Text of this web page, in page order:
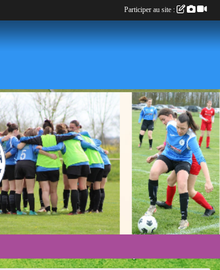
Participer au site :